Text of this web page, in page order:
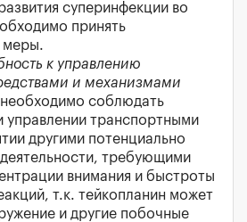
суперинфекции во
принять
меры.
к управлению
и механизмами
соблюдать
управлении транспортными
другими потенциально
требующими
внимания и быстроты
т.к. тейкопланин может
и другие побочные